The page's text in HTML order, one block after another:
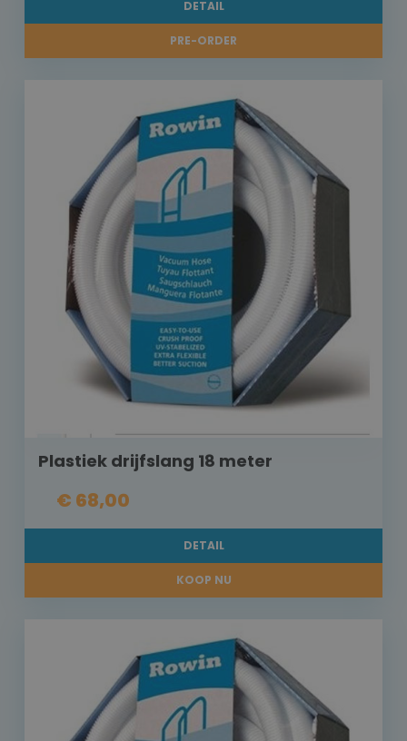
DETAIL
PRE-ORDER
Plastiek drijfslang 18 meter
€ 68,00
DETAIL
KOOP NU